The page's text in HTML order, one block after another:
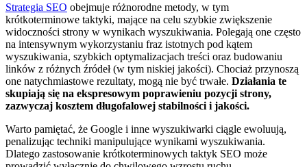
Strategia SEO obejmuje różnorodne metody, w tym
krótkoterminowe taktyki, mające na celu szybkie zwiększenie
widoczności strony w wynikach wyszukiwania. Polegają one często
na intensywnym wykorzystaniu fraz istotnych pod kątem
wyszukiwania, szybkich optymalizacjach treści oraz budowaniu
linków z różnych źródeł (w tym niskiej jakości). Chociaż przynoszą
one natychmiastowe rezultaty, mogą nie być trwałe. Działania te
skupiają się na ekspresowym poprawieniu pozycji strony,
zazwyczaj kosztem długofalowej stabilności i jakości.
Warto pamiętać, że Google i inne wyszukiwarki ciągle ewoluują,
penalizując techniki manipulujące wynikami wyszukiwania.
Dlatego zastosowanie krótkoterminowych taktyk SEO może